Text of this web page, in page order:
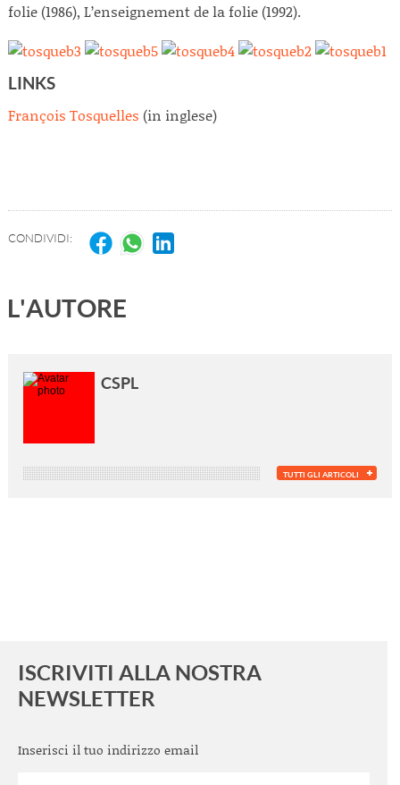
folie (1986), L’enseignement de la folie (1992).
LINKS
François Tosquelles (in inglese)
CONDIVIDI:
L'AUTORE
CSPL
TUTTI GLI ARTICOLI
ISCRIVITI ALLA NOSTRA
NEWSLETTER
Inserisci il tuo indirizzo email